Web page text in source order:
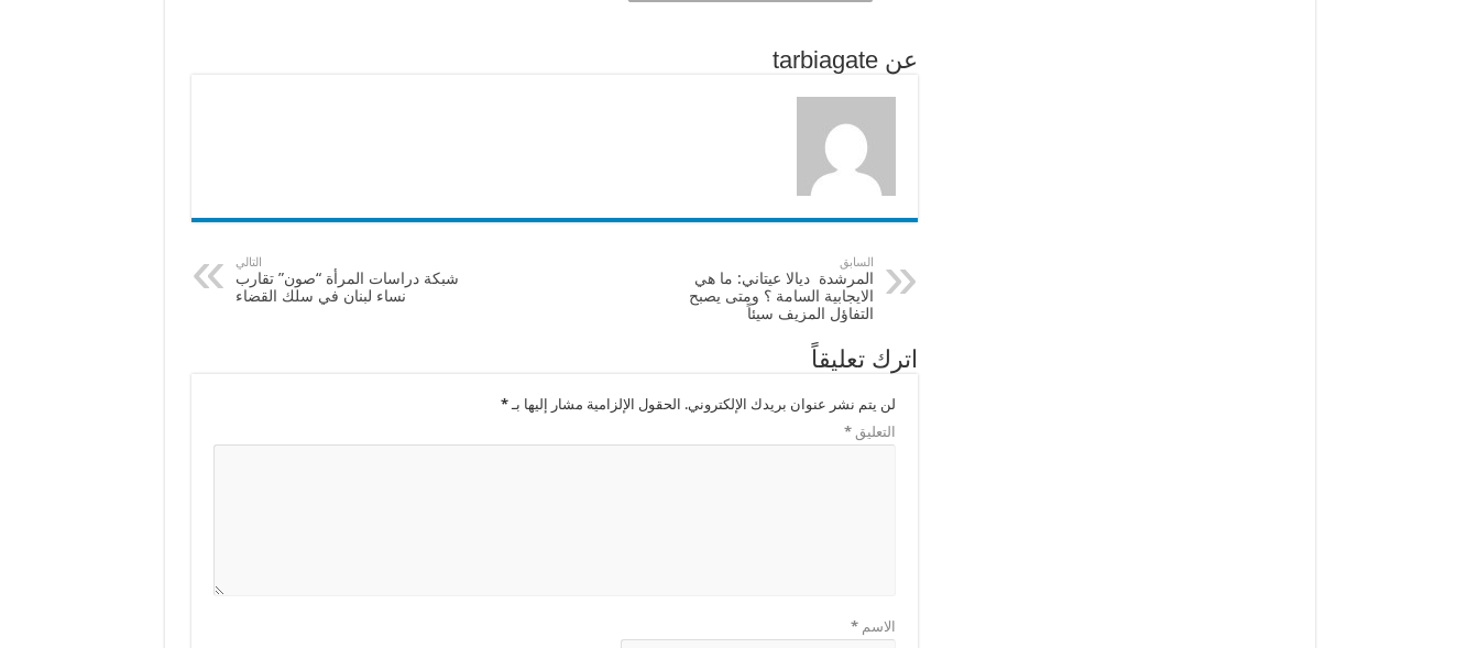
o
k
عن tarbiagate
السابق
المرشدة ديالا عيتاني: ما هي
الايجابية السامة ؟ ومتى يصبح
التفاؤل المزيف سيئاً
التالي
شبكة دراسات المرأة “صون” تقارب
نساء لبنان في سلك القضاء
اترك تعليقاً
لن يتم نشر عنوان بريدك الإلكتروني. الحقول الإلزامية مشار إليها بـ*
التعليق*
الاسم*